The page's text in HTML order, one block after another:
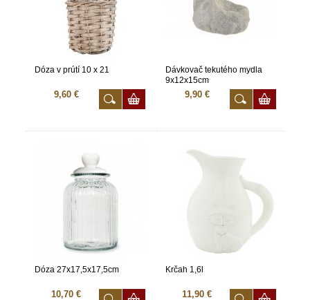
Dóza v prútí 10 x 21
9,60 €
Dávkovač tekutého mydla
9x12x15cm
9,90 €
Dóza 27x17,5x17,5cm
10,70 €
Krčah 1,6l
11,90 €